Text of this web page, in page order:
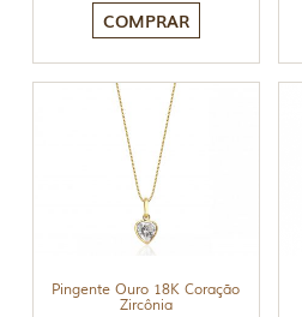
COMPRAR
Pingente Ouro 18K Coração
Zircônia